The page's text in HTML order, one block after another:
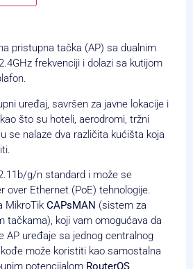
pristupna tačka (AP) sa dualnim
frekvenciji i dolazi sa kutijom
uređaj, savršen za javne lokacije i
što su hoteli, aerodromi, tržni
se nalaze dva različita kućišta koja
g/n standard i može se
over Ethernet (PoE) tehnologije.
MikroTik CAPsMAN (sistem za
tačkama), koji vam omogućava da
AP uređaje sa jednog centralnog
može koristiti kao samostalna
potencijalom RouterOS